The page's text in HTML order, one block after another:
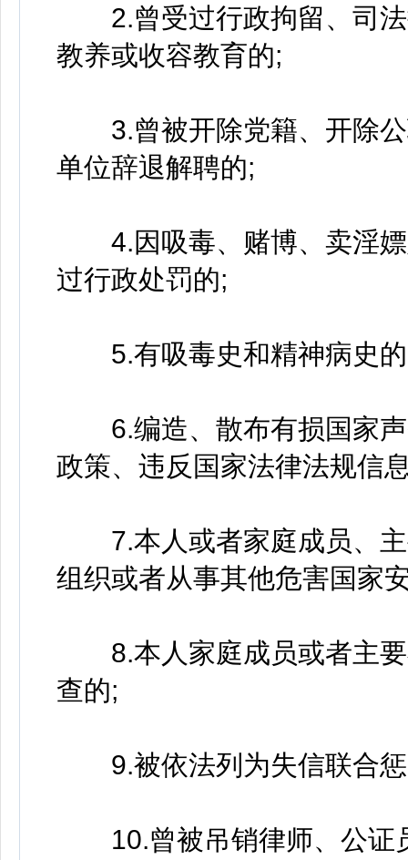
2.曾受过行政拘留、司法
教养或收容教育的;
3.曾被开除党籍、开除公
单位辞退解聘的;
4.因吸毒、赌博、卖淫嫖
过行政处罚的;
5.有吸毒史和精神病史
6.编造、散布有损国家声
政策、违反国家法律法规信
7.本人或者家庭成员、主
组织或者从事其他危害国家
8.本人家庭成员或者主要
查的;
9.被依法列为失信联合惩
10.曾被吊销律师、公证